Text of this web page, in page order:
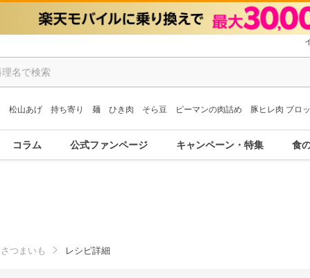
松山あげ 持ち寄り 麺 ひき肉 そら豆 ピーマンの肉詰め 豚ヒレ肉 ブロ
コラム 公式ファンページ キャンペーン・特集 食
さつまいも レシピ詳細